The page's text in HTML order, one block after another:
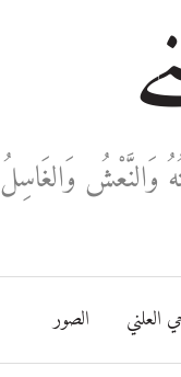
وَالنَّعْشُ وَالغَاسِلُ
العلني الصور